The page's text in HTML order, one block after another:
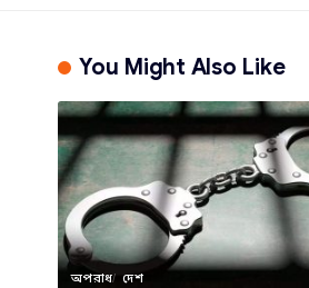
You Might Also Like
অপরাধ দেশ